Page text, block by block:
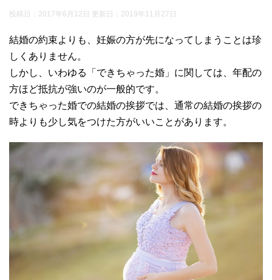
投稿日：2017年6月12日 更新日： 2019年11月27日
結婚の約束よりも、妊娠の方が先になってしまうことは珍
しくありません。
しかし、いわゆる「できちゃった婚」に関しては、年配の
方ほど抵抗が強いのが一般的です。
できちゃった婚での結婚の挨拶では、通常の結婚の挨拶の
時よりも少し気をつけた方がいいことがあります。